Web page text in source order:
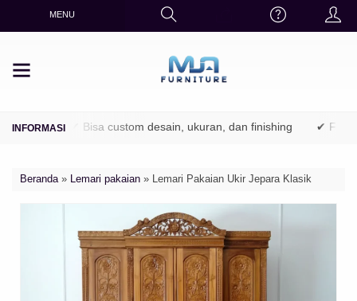
MENU
✔ Bisa custom desain, ukuran, dan finishing ✔
Beranda» Lemari pakaian » Lemari Pakaian Ukir Jepara Klasik